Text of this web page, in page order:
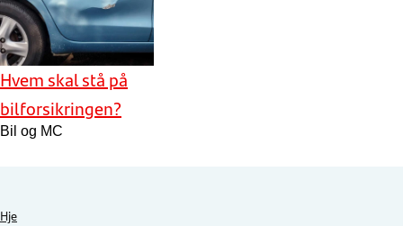
Hvem skal stå på
bilforsikringen?
Bil og MC
Hje